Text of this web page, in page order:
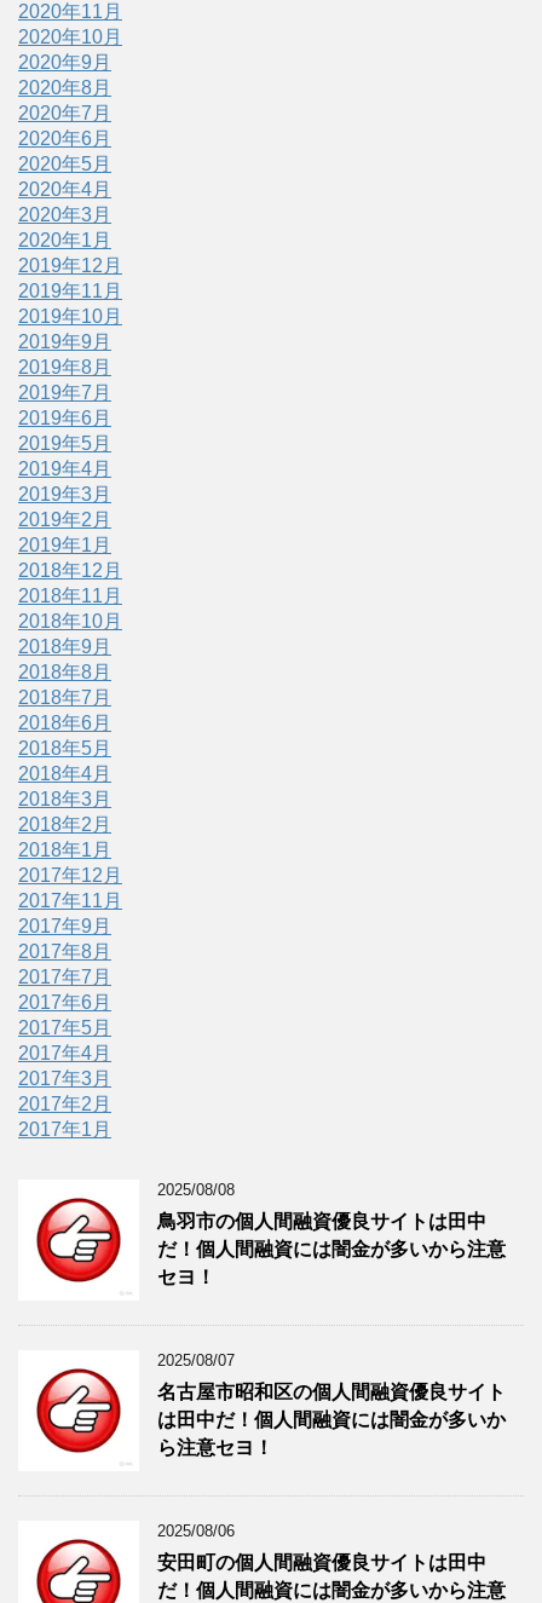
2020年11月
2020年10月
2020年9月
2020年8月
2020年7月
2020年6月
2020年5月
2020年4月
2020年3月
2020年1月
2019年12月
2019年11月
2019年10月
2019年9月
2019年8月
2019年7月
2019年6月
2019年5月
2019年4月
2019年3月
2019年2月
2019年1月
2018年12月
2018年11月
2018年10月
2018年9月
2018年8月
2018年7月
2018年6月
2018年5月
2018年4月
2018年3月
2018年2月
2018年1月
2017年12月
2017年11月
2017年9月
2017年8月
2017年7月
2017年6月
2017年5月
2017年4月
2017年3月
2017年2月
2017年1月
2025/08/08
鳥羽市の個人間融資優良サイトは田中
だ！個人間融資には闇金が多いから注意
セヨ！
2025/08/07
名古屋市昭和区の個人間融資優良サイト
は田中だ！個人間融資には闇金が多いか
ら注意セヨ！
2025/08/06
安田町の個人間融資優良サイトは田中
だ！個人間融資には闇金が多いから注意